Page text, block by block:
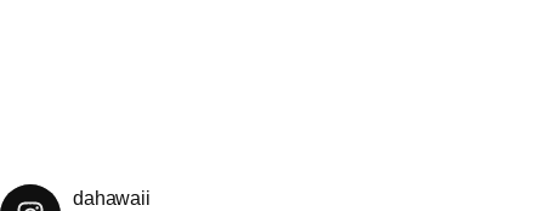
dahawaii